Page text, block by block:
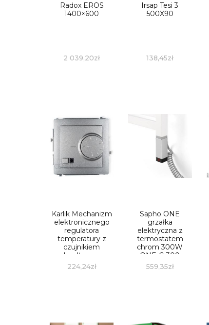
Radox EROS
1400×600
2 039,20zł
Irsap Tesi 3
500X90
138,45zł
Karlik Mechanizm
elektronicznego
regulatora
temperatury z
czujnikiem
podpodłogowym
Deco 7DRT-1
224,24zł
Sapho ONE
grzałka
elektryczna z
termostatem
chrom 300W
ONE-C-300
559,35zł